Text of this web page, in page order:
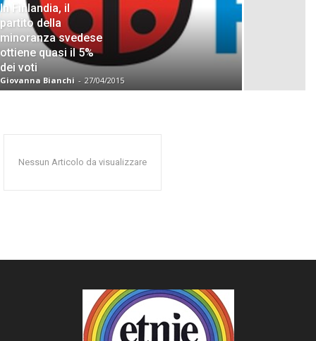
In Finlandia, il
partito della
minoranza svedese
ottiene quasi il 5%
dei voti
Giovanna Bianchi - 27/04/2015
Nessun Articolo da visualizzare